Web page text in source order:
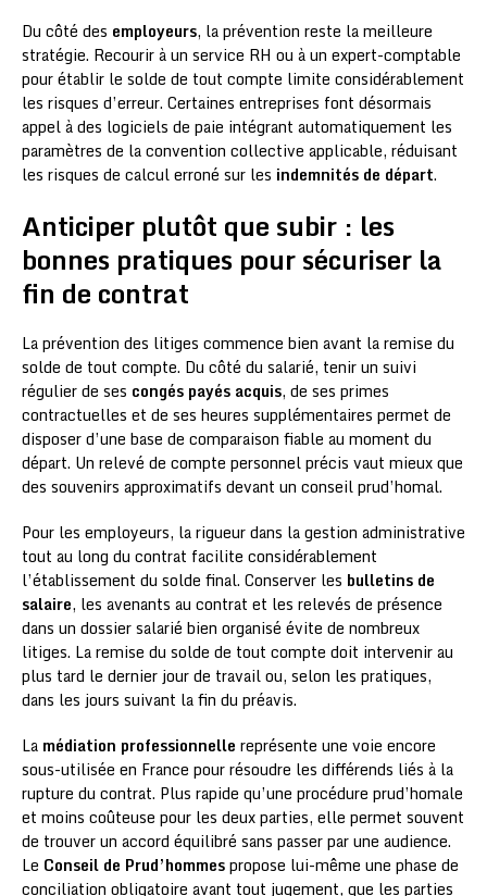
Du côté des employeurs, la prévention reste la meilleure
stratégie. Recourir à un service RH ou à un expert-comptable
pour établir le solde de tout compte limite considérablement
les risques d’erreur. Certaines entreprises font désormais
appel à des logiciels de paie intégrant automatiquement les
paramètres de la convention collective applicable, réduisant
les risques de calcul erroné sur les indemnités de départ.
Anticiper plutôt que subir : les
bonnes pratiques pour sécuriser la
fin de contrat
La prévention des litiges commence bien avant la remise du
solde de tout compte. Du côté du salarié, tenir un suivi
régulier de ses congés payés acquis, de ses primes
contractuelles et de ses heures supplémentaires permet de
disposer d’une base de comparaison fiable au moment du
départ. Un relevé de compte personnel précis vaut mieux que
des souvenirs approximatifs devant un conseil prud’homal.
Pour les employeurs, la rigueur dans la gestion administrative
tout au long du contrat facilite considérablement
l’établissement du solde final. Conserver les bulletins de
salaire, les avenants au contrat et les relevés de présence
dans un dossier salarié bien organisé évite de nombreux
litiges. La remise du solde de tout compte doit intervenir au
plus tard le dernier jour de travail ou, selon les pratiques,
dans les jours suivant la fin du préavis.
La médiation professionnelle représente une voie encore
sous-utilisée en France pour résoudre les différends liés à la
rupture du contrat. Plus rapide qu’une procédure prud’homale
et moins coûteuse pour les deux parties, elle permet souvent
de trouver un accord équilibré sans passer par une audience.
Le Conseil de Prud’hommespropose lui-même une phase de
conciliation obligatoire avant tout jugement, que les parties